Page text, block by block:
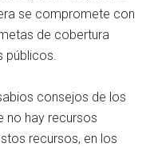
se compromete con
de cobertura
consejos de los
no hay recursos
recursos, en los